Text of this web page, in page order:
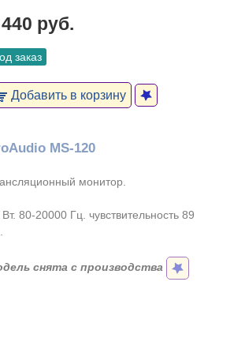
руб.
заказ
Добавить в корзину
MS-120
монитор.
80-20000 Гц. чувствительность 89
снята с производства